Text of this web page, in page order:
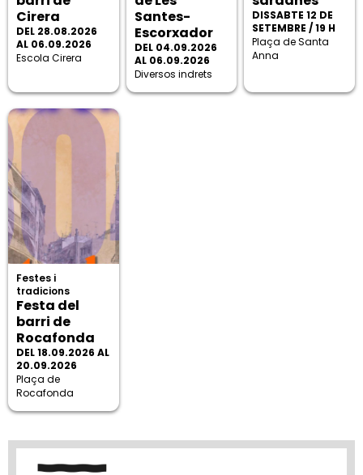
Cirera
DEL 28.08.2026
AL 06.09.2026
Escola Cirera
Santes-
Escorxador
DEL 04.09.2026
AL 06.09.2026
Diversos indrets
DISSABTE 12 DE
SETEMBRE / 19 H
Plaça de Santa
Anna
Festes i
tradicions
Festa del
barri de
Rocafonda
DEL 18.09.2026 AL
20.09.2026
Plaça de
Rocafonda